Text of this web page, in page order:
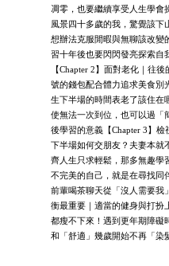
凋零，也要繼續享受人生學會
風景四十多歲的我，驚覺該下
想辦法克服閒暇與無聊該改變
習十年後也要閃閃發亮探索自
【Chapter 2】面對老化｜往
號的錢包配合體力追求美食別
生下半場的時間表老了該住在
使無法一次到位，也可以過「
後學習的意義【Chapter 3】
下半場如何交朋友？夫妻本就
齊人生只求輕鬆，那多無趣學
不完美的自己，就是在尋找同
前輩喝茶聊天從「沒人需要我
衡最重要｜適當的健身與打扮
都瘦不下來！遇到更年期障礙
和「舒適」幾歲開始不再「染